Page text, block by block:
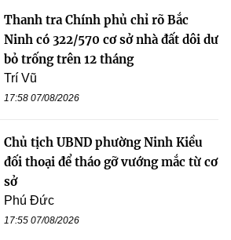
Thanh tra Chính phủ chỉ rõ Bắc
Ninh có 322/570 cơ sở nhà đất dôi dư
bỏ trống trên 12 tháng
Trí Vũ
17:58 07/08/2026
Chủ tịch UBND phường Ninh Kiều
đối thoại để tháo gỡ vướng mắc từ cơ
sở
Phú Đức
17:55 07/08/2026